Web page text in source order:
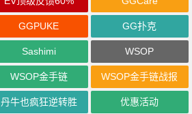
GGPUKE GG扑克
Sashimi WSOP
WSOP金手链 WSOP金手链战报
丹牛也疯狂逆转胜 优惠活动